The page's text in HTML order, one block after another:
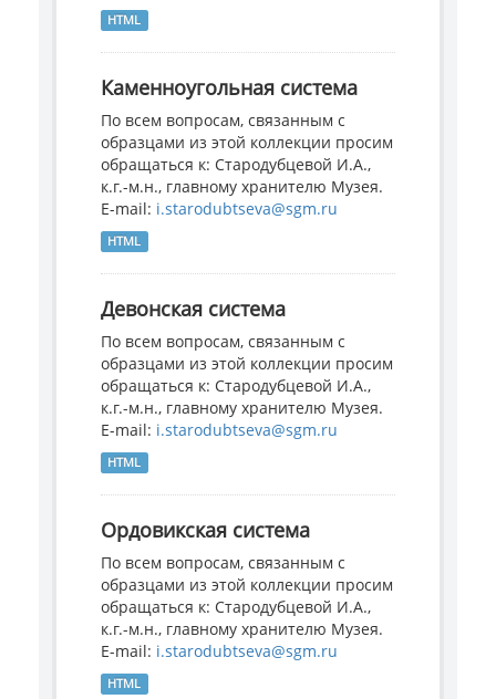
HTML
Каменноугольная система
По всем вопросам, связанным с
образцами из этой коллекции просим
обращаться к: Стародубцевой И.А.,
к.г.-м.н., главному хранителю Музея.
E-mail: i.starodubtseva@sgm.ru
HTML
Девонская система
По всем вопросам, связанным с
образцами из этой коллекции просим
обращаться к: Стародубцевой И.А.,
к.г.-м.н., главному хранителю Музея.
E-mail: i.starodubtseva@sgm.ru
HTML
Ордовикская система
По всем вопросам, связанным с
образцами из этой коллекции просим
обращаться к: Стародубцевой И.А.,
к.г.-м.н., главному хранителю Музея.
E-mail: i.starodubtseva@sgm.ru
HTML